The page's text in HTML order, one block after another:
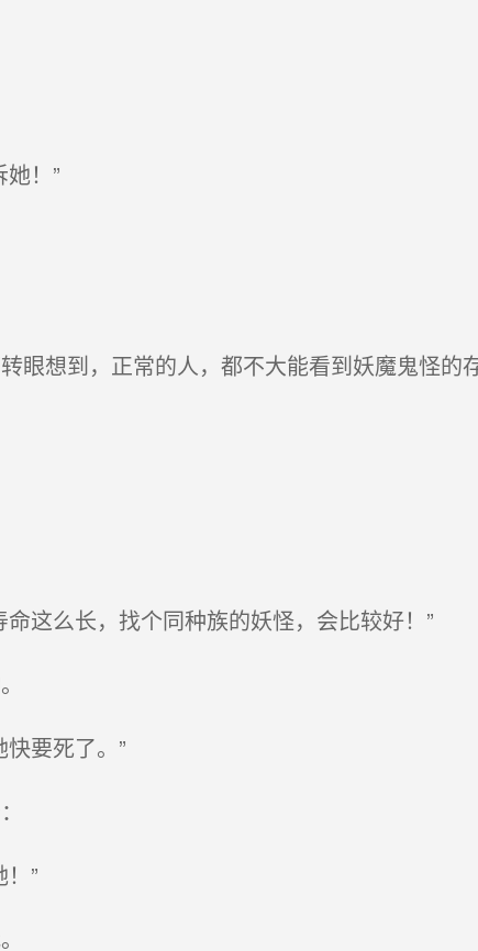
！”
眼想到，正常的人，都不大能看到妖魔鬼怪的
这么长，找个同种族的妖怪，会比较好！”
要死了。”
”